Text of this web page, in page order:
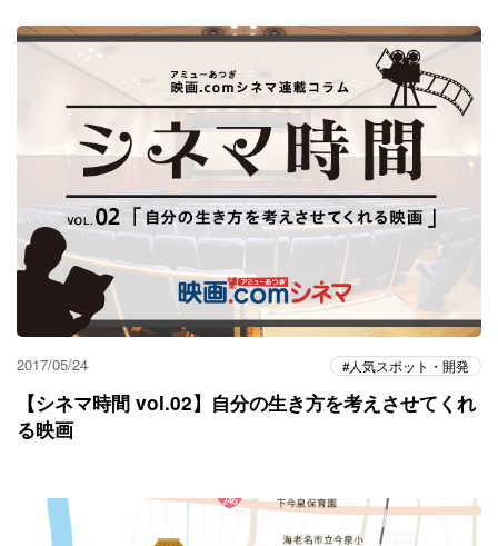
2017/05/24 人気スポット・開発
【シネマ時間 vol.02】自分の生き方を考えさせてくれ
る映画